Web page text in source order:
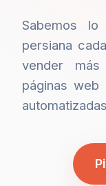
Sabemos
persiana
vender
páginas web